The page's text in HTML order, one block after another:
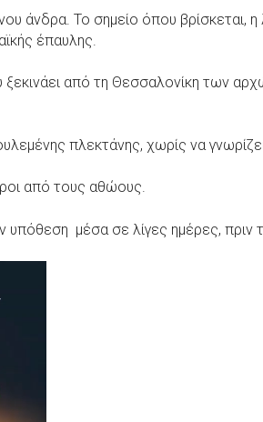
άνδρα. Το σημείο όπου βρίσκεται, η
έπαυλης.
ξεκινάει από τη Θεσσαλονίκη των
πλεκτάνης, χωρίς να
από τους αθώους.
μέσα σε λίγες ημέρες, πριν